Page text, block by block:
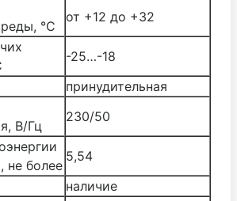
°С
от +12 до +32
-25…-18
принудительная
В/Гц
230/50
не более
5,54
наличие